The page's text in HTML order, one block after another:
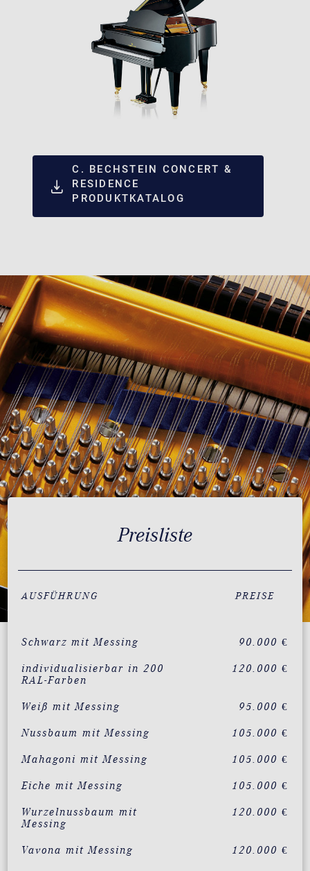
C. BECHSTEIN CONCERT &
RESIDENCE
PRODUKTKATALOG
Preisliste
AUSFÜHRUNG PREISE
Schwarz mit Messing 90.000 €
individualisierbar in 200
RAL-Farben
120.000 €
Weiß mit Messing 95.000 €
Nussbaum mit Messing 105.000 €
Mahagoni mit Messing 105.000 €
Eiche mit Messing 105.000 €
Wurzelnussbaum mit
Messing
120.000 €
Vavona mit Messing 120.000 €